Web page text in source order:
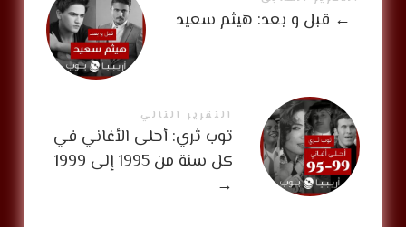
← قبل و بعد: هيثم سعيد
التقرير التالي
توب ثري: أحلى الأغاني في
كل سنة من 1995 إلى 1999
→